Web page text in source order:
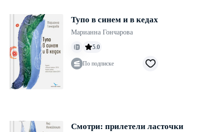
Тупо в синем и в кедах
Марианна Гончарова
5.0
По подписке
Смотри: прилетели ласточки